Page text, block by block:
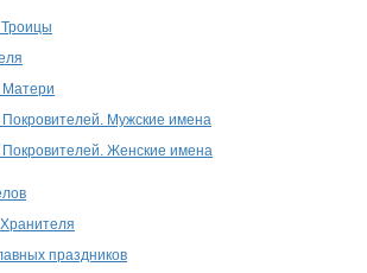
Мужские имена
Женские имена
праздников